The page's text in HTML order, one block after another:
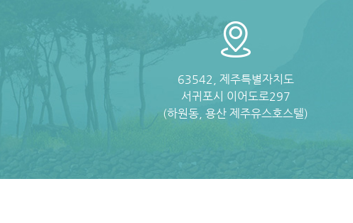
63542, 제주특별자치도
서귀포시 이어도로297
(하원동, 용산 제주유스호스텔)